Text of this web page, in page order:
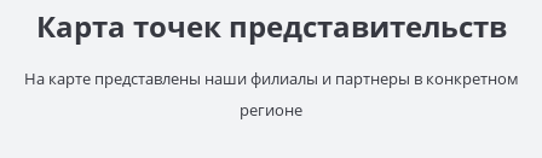
Карта точек представительств
На карте представлены наши филиалы и партнеры в конкретном
регионе